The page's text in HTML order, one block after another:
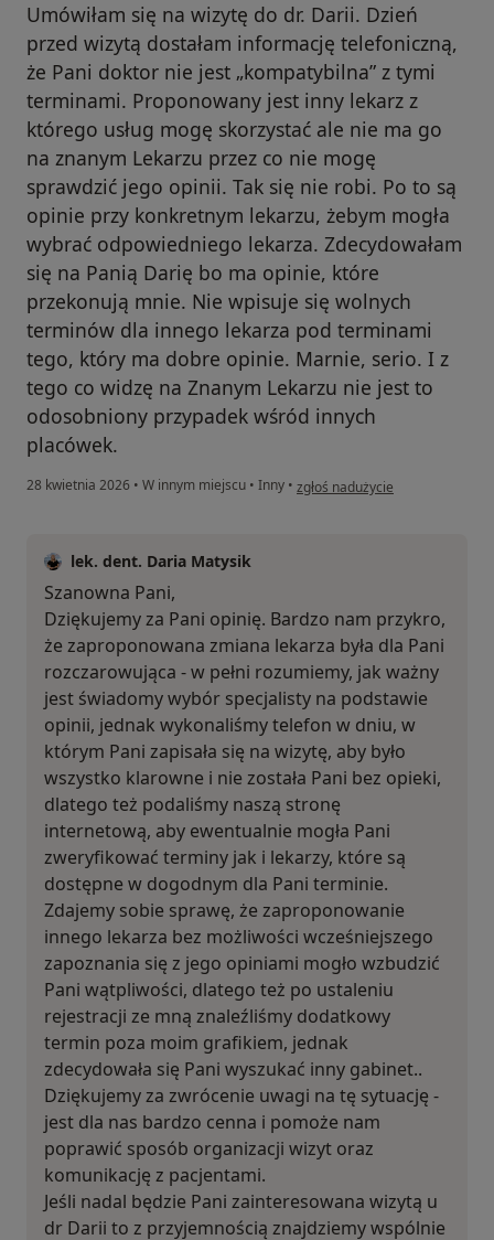
Umówiłam się na wizytę do dr. Darii. Dzień
przed wizytą dostałam informację telefoniczną,
że Pani doktor nie jest „kompatybilna” z tymi
terminami. Proponowany jest inny lekarz z
którego usług mogę skorzystać ale nie ma go
na znanym Lekarzu przez co nie mogę
sprawdzić jego opinii. Tak się nie robi. Po to są
opinie przy konkretnym lekarzu, żebym mogła
wybrać odpowiedniego lekarza. Zdecydowałam
się na Panią Darię bo ma opinie, które
przekonują mnie. Nie wpisuje się wolnych
terminów dla innego lekarza pod terminami
tego, który ma dobre opinie. Marnie, serio. I z
tego co widzę na Znanym Lekarzu nie jest to
odosobniony przypadek wśród innych
placówek.
28 kwietnia 2026 • W innym miejscu • Inny • w opinii użytkownika Magda
zgłoś nadużycie
lek. dent. Daria Matysik
Szanowna Pani,
Dziękujemy za Pani opinię. Bardzo nam przykro,
że zaproponowana zmiana lekarza była dla Pani
rozczarowująca - w pełni rozumiemy, jak ważny
jest świadomy wybór specjalisty na podstawie
opinii, jednak wykonaliśmy telefon w dniu, w
którym Pani zapisała się na wizytę, aby było
wszystko klarowne i nie została Pani bez opieki,
dlatego też podaliśmy naszą stronę
internetową, aby ewentualnie mogła Pani
zweryfikować terminy jak i lekarzy, które są
dostępne w dogodnym dla Pani terminie.
Zdajemy sobie sprawę, że zaproponowanie
innego lekarza bez możliwości wcześniejszego
zapoznania się z jego opiniami mogło wzbudzić
Pani wątpliwości, dlatego też po ustaleniu
rejestracji ze mną znaleźliśmy dodatkowy
termin poza moim grafikiem, jednak
zdecydowała się Pani wyszukać inny gabinet..
Dziękujemy za zwrócenie uwagi na tę sytuację -
jest dla nas bardzo cenna i pomoże nam
poprawić sposób organizacji wizyt oraz
komunikację z pacjentami.
Jeśli nadal będzie Pani zainteresowana wizytą u
dr Darii to z przyjemnością znajdziemy wspólnie